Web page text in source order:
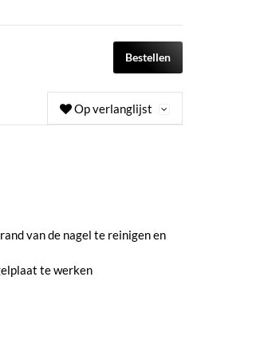
Bestellen
Op verlanglijst
van de nagel te reinigen en
te werken